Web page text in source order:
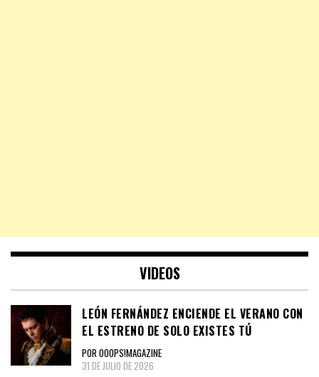
VIDEOS
LEÓN FERNÁNDEZ ENCIENDE EL VERANO CON
EL ESTRENO DE SOLO EXISTES TÚ
POR OOOPS!MAGAZINE
31 DE JULIO DE 2026